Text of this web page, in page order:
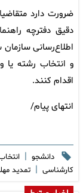
ضرورت دارد
دقیق دفترچه
اطلاع‌رسانی
و انتخاب رشته یا
اقدام کنند.
انتهای پیام/
دانشجو |
کارشناسی | تمدید